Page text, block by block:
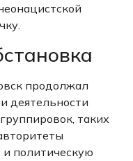
продолжал
деятельности
таких
и политическую